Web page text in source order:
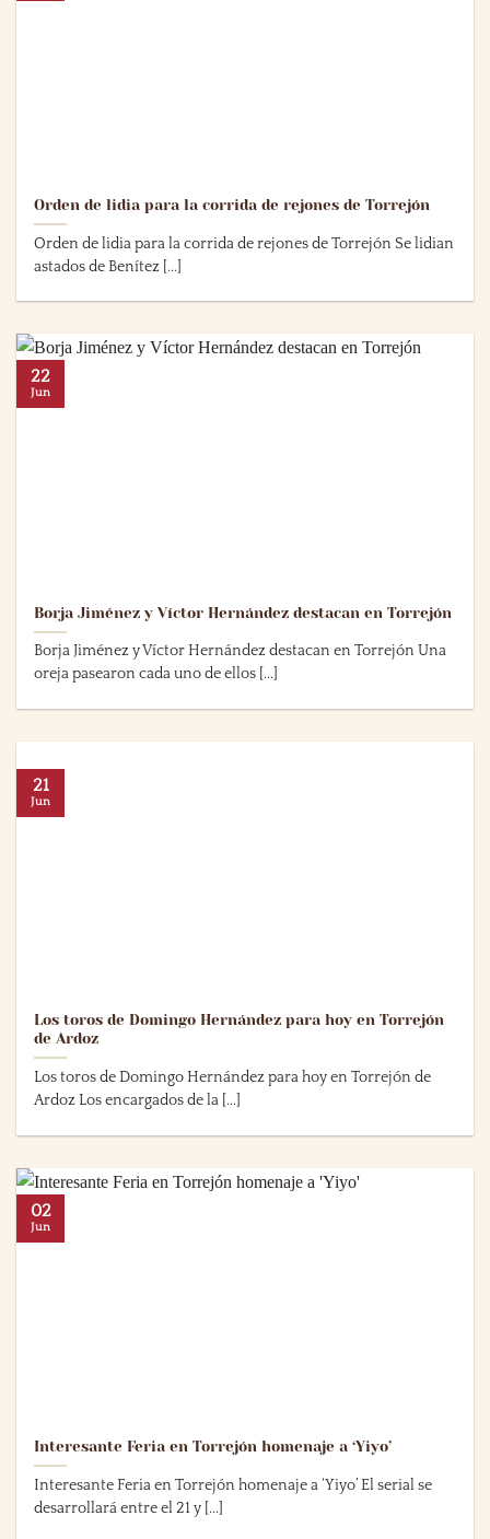
Orden de lidia para la corrida de rejones de Torrejón
Orden de lidia para la corrida de rejones de Torrejón Se lidian
astados de Benítez [...]
Borja Jiménez y Víctor Hernández destacan en Torrejón
Borja Jiménez y Víctor Hernández destacan en Torrejón Una
oreja pasearon cada uno de ellos [...]
22
Jun
Los toros de Domingo Hernández para hoy en Torrejón
de Ardoz
Los toros de Domingo Hernández para hoy en Torrejón de
Ardoz Los encargados de la [...]
21
Jun
Interesante Feria en Torrejón homenaje a ‘Yiyo’
Interesante Feria en Torrejón homenaje a ‘Yiyo’ El serial se
desarrollará entre el 21 y [...]
02
Jun